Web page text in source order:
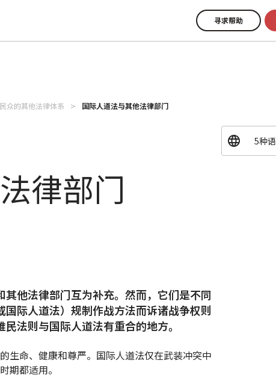
寻求帮助
众的其他法律体系 国际人道法与其他法律部门
律部门
他法律部门互为补充。然而，它们是不同
际人道法）规制作战方法而诉诸战争权则
法则与国际人道法有重合的地方。
生命、健康和尊严。国际人道法仅在武装冲突中
期都适用。